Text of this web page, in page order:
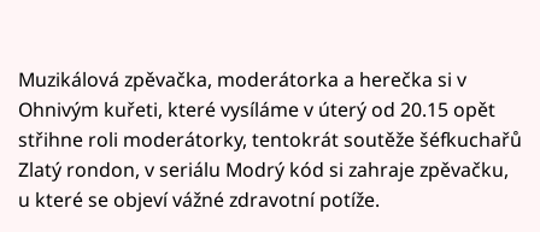
Muzikálová zpěvačka, moderátorka a herečka si v
Ohnivým kuřeti, které vysíláme v úterý od 20.15 opět
střihne roli moderátorky, tentokrát soutěže šéfkuchařů
Zlatý rondon, v seriálu Modrý kód si zahraje zpěvačku,
u které se objeví vážné zdravotní potíže.